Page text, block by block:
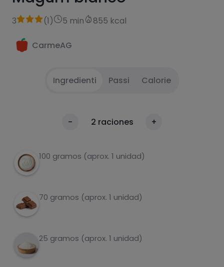
3 (1) 5 min 855 kcal
CarmeAG
Ingredienti Passi Calorie
- 2 raciones +
100 gramos (aprox. 1 unidad)
70 gramos (aprox. 1 unidad)
25 gramos (aprox. 1 unidad)
carboidrati proteine